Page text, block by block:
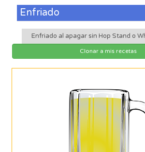
Enfriado
Enfriado al apagar sin Hop Stand o
Clonar a mis recetas